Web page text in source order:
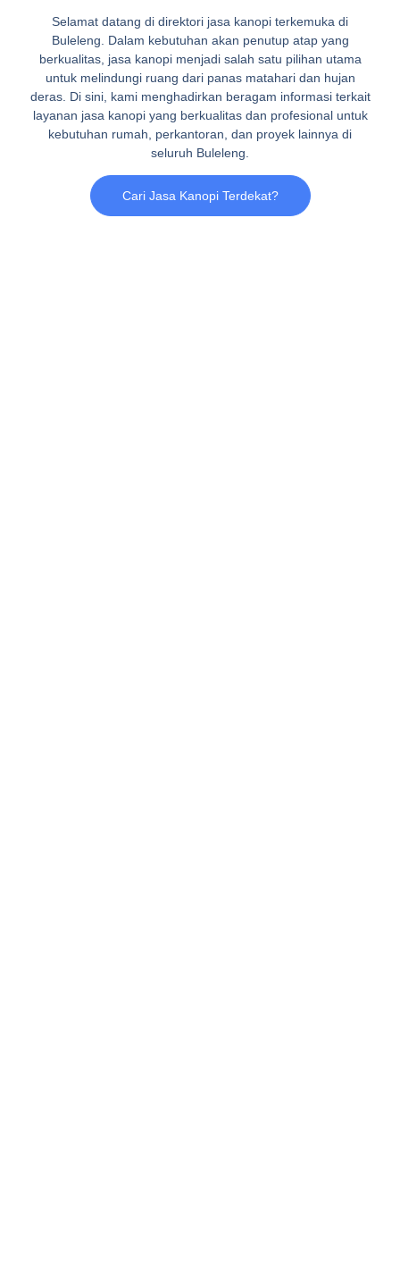
Selamat datang di direktori jasa kanopi terkemuka di
Buleleng. Dalam kebutuhan akan penutup atap yang
berkualitas, jasa kanopi menjadi salah satu pilihan utama
untuk melindungi ruang dari panas matahari dan hujan
deras. Di sini, kami menghadirkan beragam informasi terkait
layanan jasa kanopi yang berkualitas dan profesional untuk
kebutuhan rumah, perkantoran, dan proyek lainnya di
seluruh Buleleng.
Cari Jasa Kanopi Terdekat?